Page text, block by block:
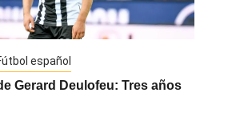
español
Gerard Deulofeu: Tres años